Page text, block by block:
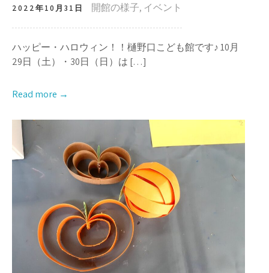
2022年10月31日 開館の様子, イベント
ハッピー・ハロウィン！！樋野口こども館です♪ 10月
29日（土）・30日（日）は […]
Read more →